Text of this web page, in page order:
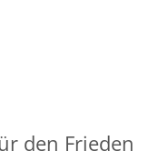
den Frieden